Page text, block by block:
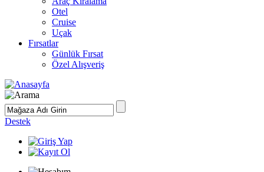
Otel
Cruise
Uçak
Fırsatlar
Günlük Fırsat
Özel Alışveriş
Destek